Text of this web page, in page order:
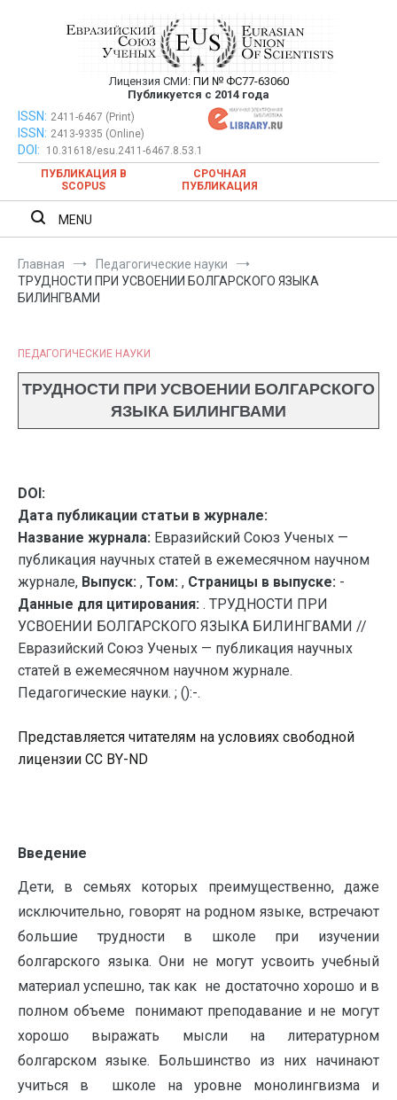
Евразийский Союз Ученых —
публикация научных статей в
ежемесячном научном журнале
Лицензия СМИ: ПИ № ФС77-63060
Публикуется с 2014 года
Евразийский Союз Ученых — публикация научных статей в
ежемесячном научном журнале
ISSN: 2411-6467 (Print)
ISSN: 2413-9335 (Online)
DOI:
10.31618/esu.2411-6467.8.53.1
ПУБЛИКАЦИЯ В
SCOPUS
СРОЧНАЯ
ПУБЛИКАЦИЯ
MENU
Главная
Педагогические науки
ТРУДНОСТИ ПРИ УСВОЕНИИ БОЛГАРСКОГО ЯЗЫКА
БИЛИНГВАМИ
ПЕДАГОГИЧЕСКИЕ НАУКИ
ТРУДНОСТИ ПРИ УСВОЕНИИ БОЛГАРСКОГО
ЯЗЫКА БИЛИНГВАМИ
DOI:
Дата публикации статьи в журнале:
Название журнала: Евразийский Союз Ученых —
публикация научных статей в ежемесячном научном
журнале, Выпуск: , Том: , Страницы в выпуске: -
Данные для цитирования: . ТРУДНОСТИ ПРИ
УСВОЕНИИ БОЛГАРСКОГО ЯЗЫКА БИЛИНГВАМИ //
Евразийский Союз Ученых — публикация научных
статей в ежемесячном научном журнале.
Педагогические науки. ; ():-.
Представляется читателям на условиях свободной
лицензии CC BY-ND
Введение
Дети, в семьях которых преимущественно, даже
исключительно, говорят на родном языке, встречают
большие трудности в школе при изучении
болгарского языка. Они не могут усвоить учебный
материал успешно, так как не достаточно хорошо и в
полном объеме понимают преподавание и не могут
хорошо выражать мысли на литературном
болгарском языке. Большинство из них начинают
учиться в школе на уровне монолингвизма и